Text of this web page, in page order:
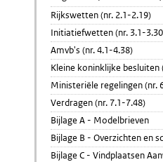
Rijkswetten (nr. 2.1-2.19)
Initiatiefwetten (nr. 3.1-
Amvb's (nr. 4.1-4.38)
Kleine koninklijke besluiten
Ministeriële regelingen (nr.
Verdragen (nr. 7.1-7.48)
Bijlage A - Modelbrieven
Bijlage B - Overzichten en
Bijlage C - Vindplaatsen